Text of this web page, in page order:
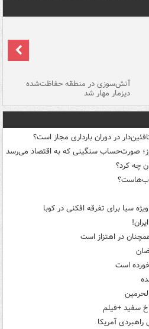
آتش‌سوزی در منطقه حفاظت‌شده
دیزمار مهار شد
در دوران بارداری مجاز است؟
صورت‌حساب سنگینی که به اقتصاد می‌رسد
چه کرد؟
سیا برای تفرقه افکنی در کوبا
در اهتزاز است
است
سفید +فیلم
آمریکا